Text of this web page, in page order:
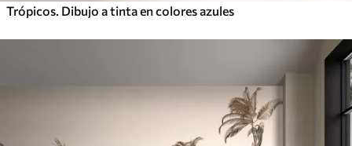
Trópicos. Dibujo a tinta en colores azules